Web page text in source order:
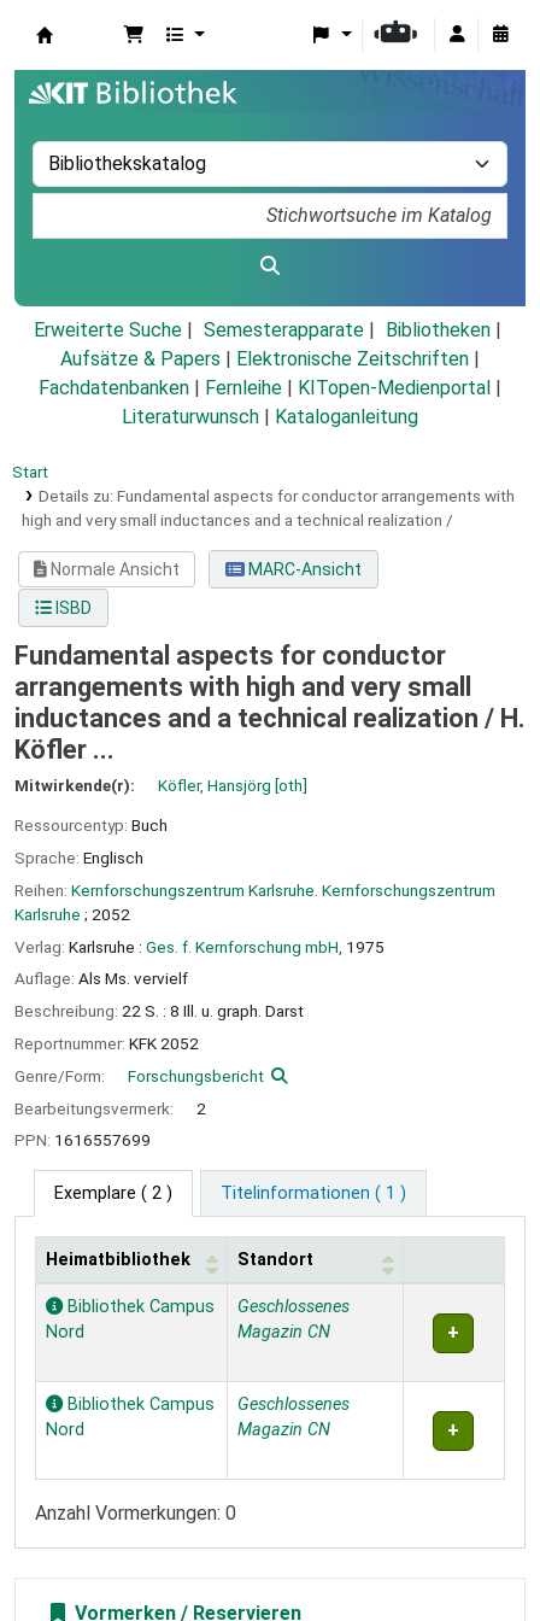
Erweiterte Suche Semesterapparate
Bibliotheken
Aufsätze & Papers
Elektronische Zeitschriften
Fachdatenbanken
Fernleihe KITopen-Medienportal
Literaturwunsch
Kataloganleitung
Start
Details zu: Fundamental aspects for conductor arrangements with
high and very small inductances and a technical realization /
Normale Ansicht
MARC-Ansicht
ISBD
Fundamental aspects for conductor
arrangements with high and very small
inductances and a technical realization / H.
Köfler ...
Mitwirkende(r): Köfler, Hansjörg [oth]
Ressourcentyp: Buch
Sprache: Englisch
Reihen: Kernforschungszentrum Karlsruhe. Kernforschungszentrum
Karlsruhe ; 2052
Verlag: Karlsruhe : Ges. f. Kernforschung mbH, 1975
Auflage: Als Ms. vervielf
Beschreibung: 22 S. : 8 Ill. u. graph. Darst
Reportnummer: KFK 2052
Genre/Form:
Forschungsbericht
Bearbeitungsvermerk:
2
PPN: 1616557699
Exemplare ( 2 ) Titelinformationen ( 1 )
Exemplare
Heimatbibliothek Standort
Bibliothek Campus
Nord
Geschlossenes
Magazin CN
Bibliothek Campus
Nord
Geschlossenes
Magazin CN
Anzahl Vormerkungen: 0
Vormerken